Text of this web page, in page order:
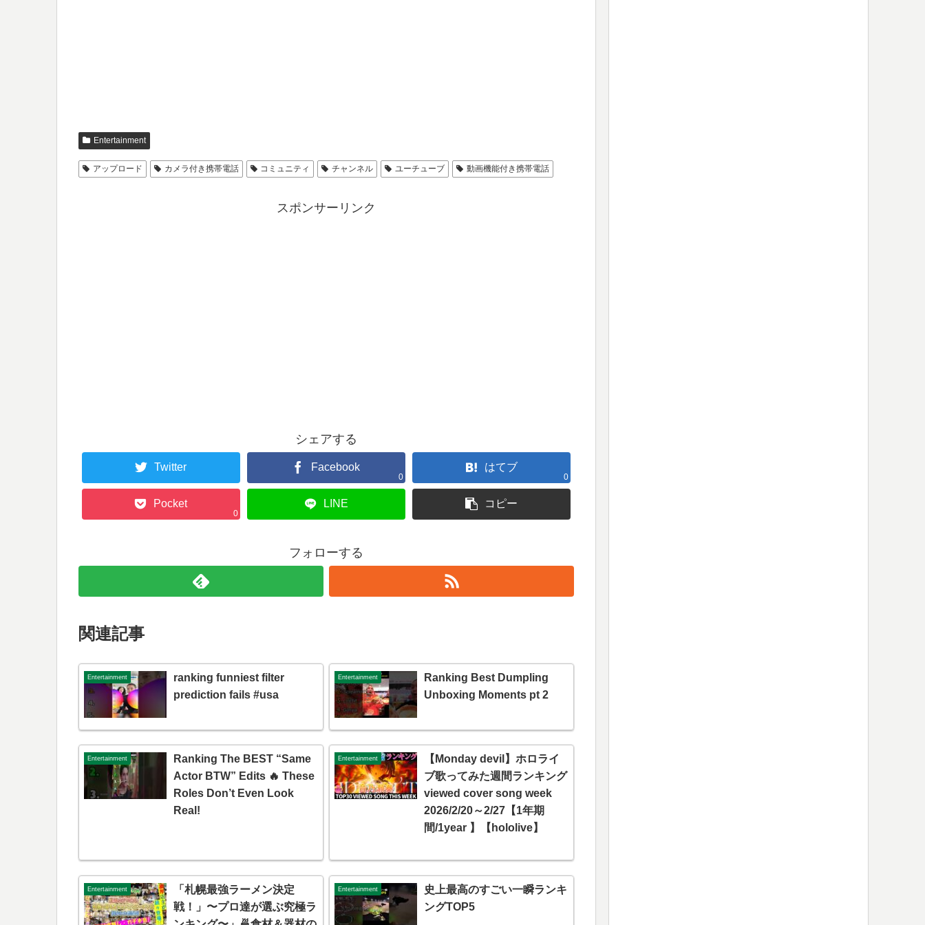
Entertainment
アップロード カメラ付き携帯電話 コミュニティ チャンネル ユーチューブ 動画機能付き携帯電話
スポンサーリンク
シェアする
Twitter Facebook
0
はてブ
0
Pocket
0
LINE コピー
フォローする
関連記事
Entertainment
ranking funniest filter
prediction fails #usa
Entertainment
Ranking Best Dumpling
Unboxing Moments pt 2
Entertainment
Ranking The BEST “Same
Actor BTW” Edits 🔥 These
Roles Don’t Even Look
Real!
Entertainment
【Monday devil】ホロライ
ブ歌ってみた週間ランキング
viewed cover song week
2026/2/20～2/27【1年期
間/1year 】【hololive】
Entertainment
「札幌最強ラーメン決定
戦！」〜プロ達が選ぶ究極ラ
Entertainment
史上最高のすごい一瞬ランキ
ングTOP5